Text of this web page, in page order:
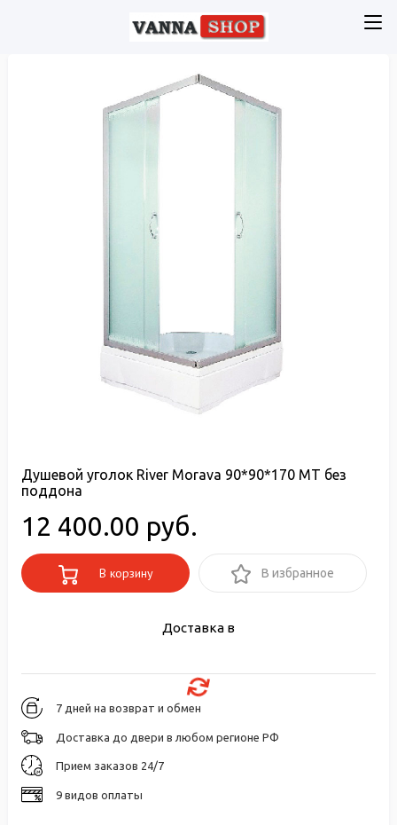
Душевой уголок River Morava 90*90*170 МТ без
поддона
12 400.00 руб.
В корзину В избранное
Доставка в
7 дней на возврат и обмен
Доставка до двери в любом регионе РФ
Прием заказов 24/7
9 видов оплаты